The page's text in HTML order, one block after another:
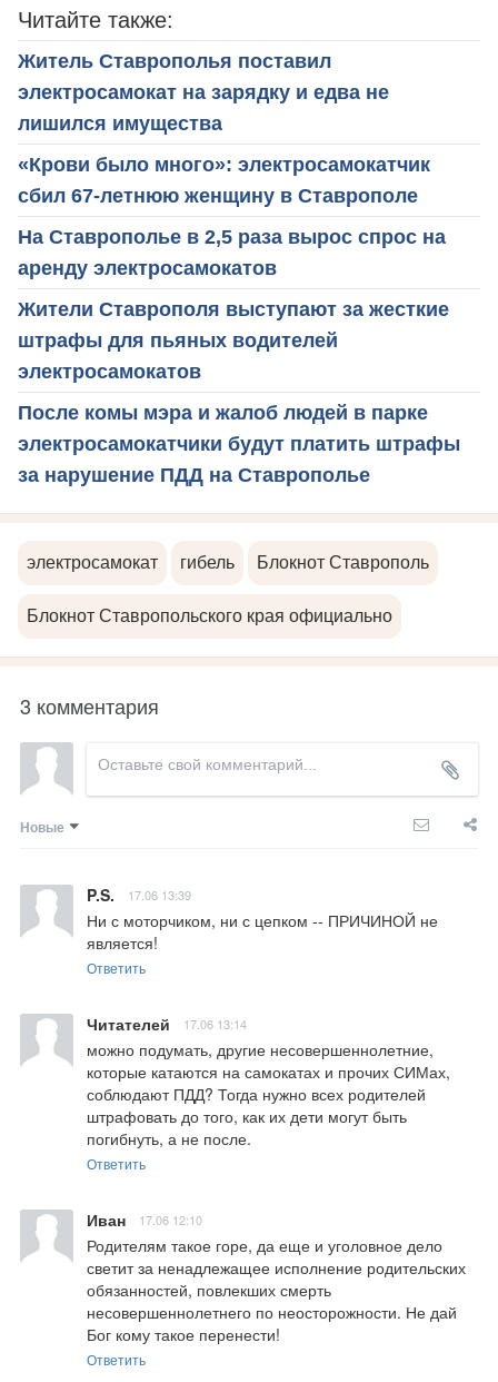
Читайте также:
Житель Ставрополья поставил
электросамокат на зарядку и едва не
лишился имущества
«Крови было много»: электросамокатчик
сбил 67-летнюю женщину в Ставрополе
На Ставрополье в 2,5 раза вырос спрос на
аренду электросамокатов
Жители Ставрополя выступают за жесткие
штрафы для пьяных водителей
электросамокатов
После комы мэра и жалоб людей в парке
электросамокатчики будут платить штрафы
за нарушение ПДД на Ставрополье
электросамокат гибель Блокнот Ставрополь
Блокнот Ставропольского края официально
3 комментария
Новые
P.S. 17.06 13:39
Ни с моторчиком, ни с цепком -- ПРИЧИНОЙ не
является!
Ответить
Читателей 17.06 13:14
можно подумать, другие несовершеннолетние,
которые катаются на самокатах и прочих СИМах,
соблюдают ПДД? Тогда нужно всех родителей
штрафовать до того, как их дети могут быть
погибнуть, а не после.
Ответить
Иван 17.06 12:10
Родителям такое горе, да еще и уголовное дело
светит за ненадлежащее исполнение родительских
обязанностей, повлекших смерть
несовершеннолетнего по неосторожности. Не дай
Бог кому такое перенести!
Ответить